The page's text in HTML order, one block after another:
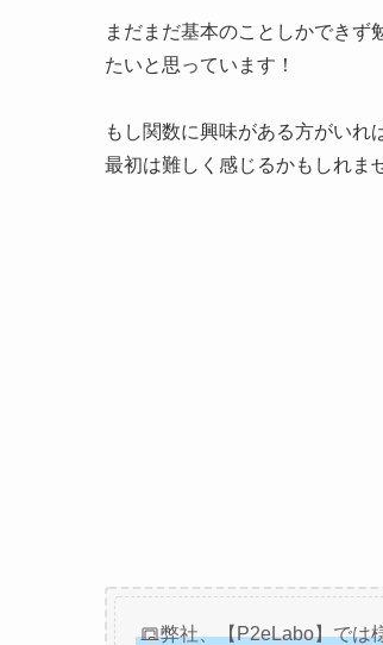
まだまだ基本のことしかできず
たいと思っています！
もし関数に興味がある方がいれ
最初は難しく感じるかもしれま
弊社、【P2eLabo】では